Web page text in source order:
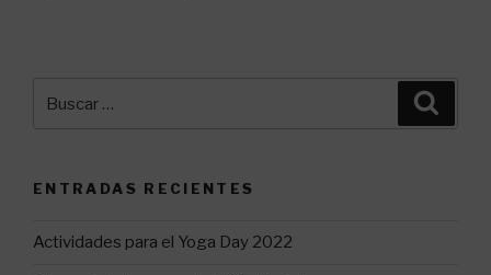
ENTRADAS RECIENTES
Actividades para el Yoga Day 2022